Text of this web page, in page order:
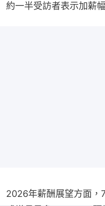
約一半受訪者表示加薪
2026年薪酬展望方面，